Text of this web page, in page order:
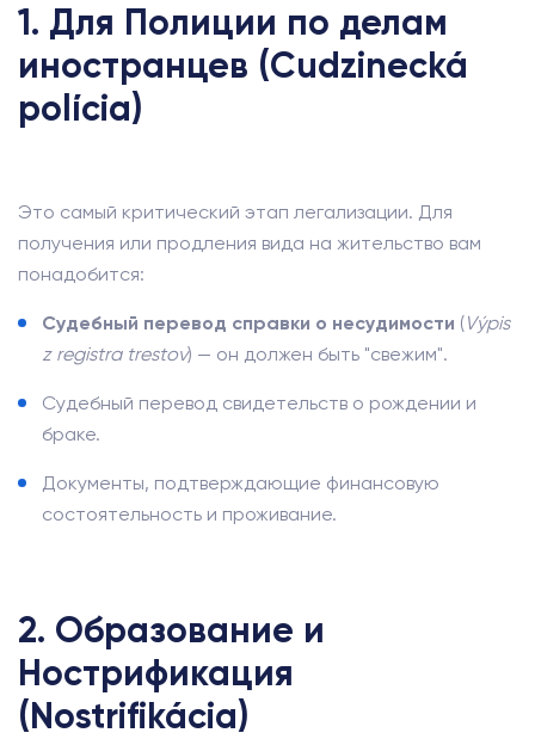
1. Для Полиции по делам
иностранцев (Cudzinecká
polícia)
Это самый критический этап легализации. Для
получения или продления вида на жительство вам
понадобится:
Судебный перевод справки о несудимости (Výpis
z registra trestov) — он должен быть "свежим".
Судебный перевод свидетельств о рождении и
браке.
Документы, подтверждающие финансовую
состоятельность и проживание.
2. Образование и
Нострификация
(Nostrifikácia)